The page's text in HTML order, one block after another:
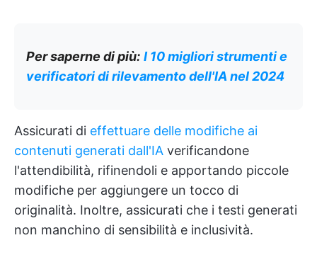
Per saperne di più: I 10 migliori strumenti e
verificatori di rilevamento dell'IA nel 2024
Assicurati di effettuare delle modifiche ai
contenuti generati dall'IA verificandone
l'attendibilità, rifinendoli e apportando piccole
modifiche per aggiungere un tocco di
originalità. Inoltre, assicurati che i testi generati
non manchino di sensibilità e inclusività.